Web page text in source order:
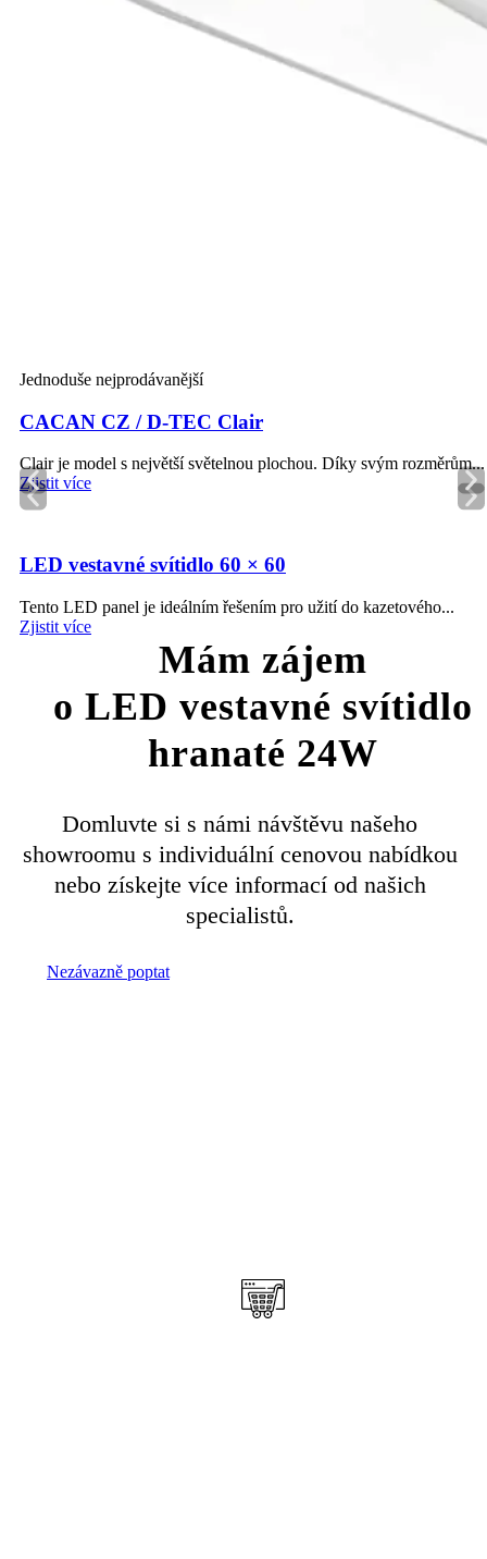
Jednoduše nejprodávanější
CACAN CZ / D-TEC Clair
Clair je model s největší světelnou plochou. Díky svým rozměrům...
Zjistit více
LED vestavné svítidlo 60 × 60
Tento LED panel je ideálním řešením pro užití do kazetového...
Zjistit více
Mám zájem
o LED vestavné svítidlo
hranaté 24W
Domluvte si s námi návštěvu našeho
showroomu s individuální cenovou nabídkou
nebo získejte více informací od našich
specialistů.
Nezávazně poptat